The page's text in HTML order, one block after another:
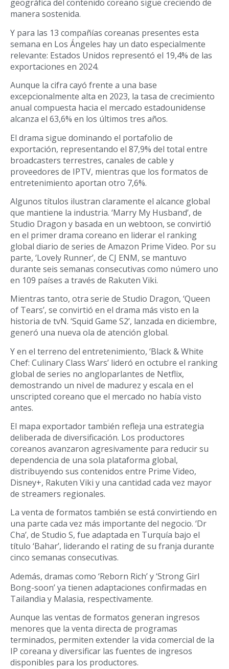
geográfica del contenido coreano sigue creciendo de
manera sostenida.
Y para las 13 compañías coreanas presentes esta
semana en Los Ángeles hay un dato especialmente
relevante: Estados Unidos representó el 19,4% de las
exportaciones en 2024.
Aunque la cifra cayó frente a una base
excepcionalmente alta en 2023, la tasa de crecimiento
anual compuesta hacia el mercado estadounidense
alcanza el 63,6% en los últimos tres años.
El drama sigue dominando el portafolio de
exportación, representando el 87,9% del total entre
broadcasters terrestres, canales de cable y
proveedores de IPTV, mientras que los formatos de
entretenimiento aportan otro 7,6%.
Algunos títulos ilustran claramente el alcance global
que mantiene la industria. ‘Marry My Husband’, de
Studio Dragon y basada en un webtoon, se convirtió
en el primer drama coreano en liderar el ranking
global diario de series de Amazon Prime Video. Por su
parte, ‘Lovely Runner’, de CJ ENM, se mantuvo
durante seis semanas consecutivas como número uno
en 109 países a través de Rakuten Viki.
Mientras tanto, otra serie de Studio Dragon, ‘Queen
of Tears’, se convirtió en el drama más visto en la
historia de tvN. ‘Squid Game S2’, lanzada en diciembre,
generó una nueva ola de atención global.
Y en el terreno del entretenimiento, ‘Black & White
Chef: Culinary Class Wars’ lideró en octubre el ranking
global de series no angloparlantes de Netflix,
demostrando un nivel de madurez y escala en el
unscripted coreano que el mercado no había visto
antes.
El mapa exportador también refleja una estrategia
deliberada de diversificación. Los productores
coreanos avanzaron agresivamente para reducir su
dependencia de una sola plataforma global,
distribuyendo sus contenidos entre Prime Video,
Disney+, Rakuten Viki y una cantidad cada vez mayor
de streamers regionales.
La venta de formatos también se está convirtiendo en
una parte cada vez más importante del negocio. ‘Dr
Cha’, de Studio S, fue adaptada en Turquía bajo el
título ‘Bahar’, liderando el rating de su franja durante
cinco semanas consecutivas.
Además, dramas como ‘Reborn Rich’ y ‘Strong Girl
Bong-soon’ ya tienen adaptaciones confirmadas en
Tailandia y Malasia, respectivamente.
Aunque las ventas de formatos generan ingresos
menores que la venta directa de programas
terminados, permiten extender la vida comercial de la
IP coreana y diversificar las fuentes de ingresos
disponibles para los productores.